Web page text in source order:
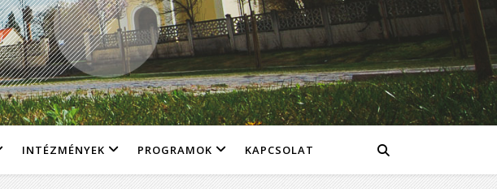
INTÉZMÉNYEK PROGRAMOK KAPCSOLAT